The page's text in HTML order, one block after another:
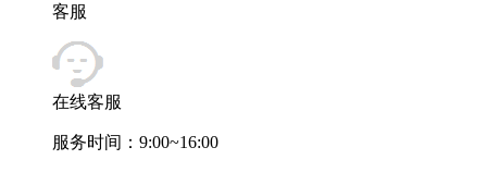
客服
在线客服
服务时间：9:00~16:00